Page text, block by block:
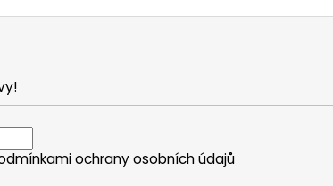
ochrany osobních údajů